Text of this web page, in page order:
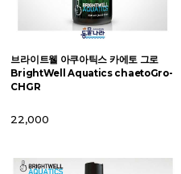
브라이트웰 아쿠아틱스 카에토 그로
BrightWell Aquatics chaetoGro-
CHGR
22,000